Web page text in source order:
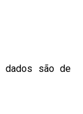
dados são de